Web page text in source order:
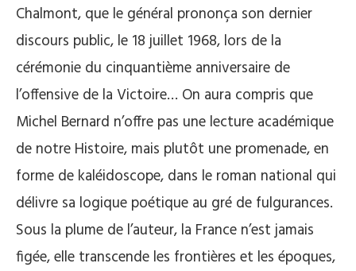
Chalmont, que le général prononça son dernier
discours public, le 18 juillet 1968, lors de la
cérémonie du cinquantième anniversaire de
l’offensive de la Victoire… On aura compris que
Michel Bernard n’offre pas une lecture académique
de notre Histoire, mais plutôt une promenade, en
forme de kaléidoscope, dans le roman national qui
délivre sa logique poétique au gré de fulgurances.
Sous la plume de l’auteur, la France n’est jamais
figée, elle transcende les frontières et les époques,